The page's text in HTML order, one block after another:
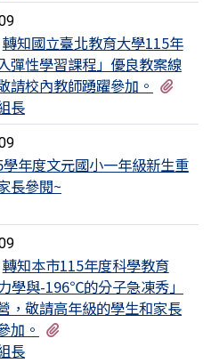
轉知國立臺北教育大學115年
彈性學習課程」優良教案線
請校內教師踴躍參加。
長
學年度文元國小一年級新生重
長參閱~
轉知本市115年度科學教育
學與-196℃的分子急凍秀」
，敬請高年級的學生和家長
加。
長